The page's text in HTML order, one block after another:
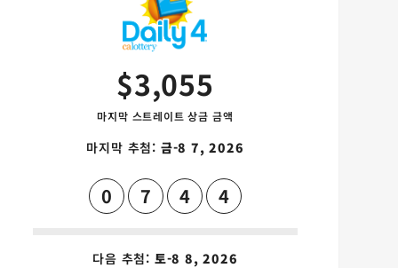
$3,055
마지막 스트레이트 상금 금액
마지막 추첨: 금-8 7, 2026
0 7 4 4
다음 추첨: 토-8 8, 2026